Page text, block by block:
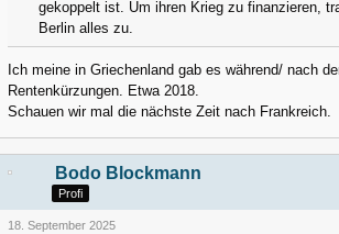
gekoppelt ist. Um ihren Krieg zu finanzieren,
Berlin alles zu.
Ich meine in Griechenland gab es während/ nach
Rentenkürzungen. Etwa 2018.
Schauen wir mal die nächste Zeit nach Frankreich.
Bodo Blockmann
Profi
18. September 2025